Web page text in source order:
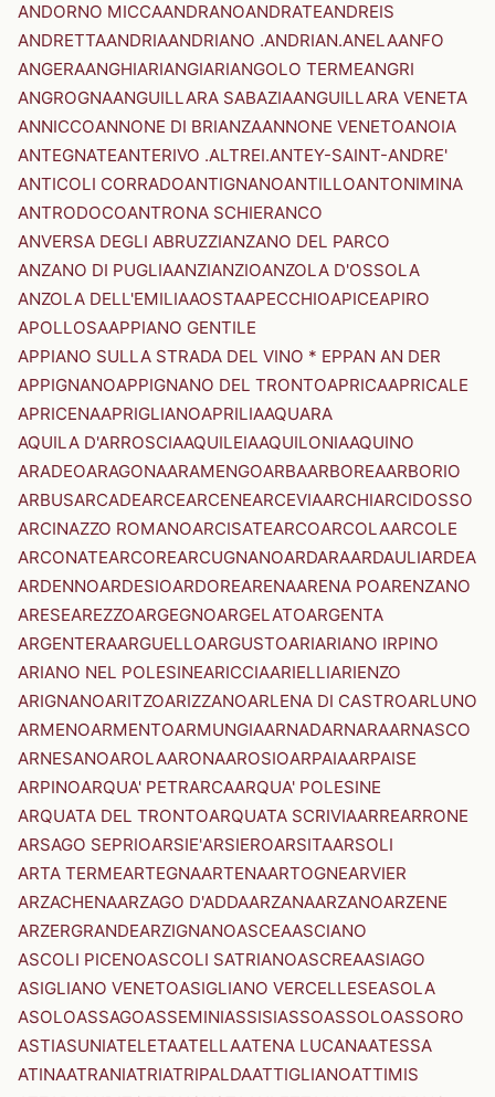
ANDORNO MICCAANDRANOANDRATEANDREIS
ANDRETTAANDRIAANDRIANO .ANDRIAN.ANELAANFO
ANGERAANGHIARIANGIARIANGOLO TERMEANGRI
ANGROGNAANGUILLARA SABAZIAANGUILLARA VENETA
ANNICCOANNONE DI BRIANZAANNONE VENETOANOIA
ANTEGNATEANTERIVO .ALTREI.ANTEY-SAINT-ANDRE'
ANTICOLI CORRADOANTIGNANOANTILLOANTONIMINA
ANTRODOCOANTRONA SCHIERANCO
ANVERSA DEGLI ABRUZZIANZANO DEL PARCO
ANZANO DI PUGLIAANZIANZIOANZOLA D'OSSOLA
ANZOLA DELL'EMILIAAOSTAAPECCHIOAPICEAPIRO
APOLLOSAAPPIANO GENTILE
APPIANO SULLA STRADA DEL VINO * EPPAN AN DER
APPIGNANOAPPIGNANO DEL TRONTOAPRICAAPRICALE
APRICENAAPRIGLIANOAPRILIAAQUARA
AQUILA D'ARROSCIAAQUILEIAAQUILONIAAQUINO
ARADEOARAGONAARAMENGOARBAARBOREAARBORIO
ARBUSARCADEARCEARCENEARCEVIAARCHIARCIDOSSO
ARCINAZZO ROMANOARCISATEARCOARCOLAARCOLE
ARCONATEARCOREARCUGNANOARDARAARDAULIARDEA
ARDENNOARDESIOARDOREARENAARENA POARENZANO
ARESEAREZZOARGEGNOARGELATOARGENTA
ARGENTERAARGUELLOARGUSTOARIARIANO IRPINO
ARIANO NEL POLESINEARICCIAARIELLIARIENZO
ARIGNANOARITZOARIZZANOARLENA DI CASTROARLUNO
ARMENOARMENTOARMUNGIAARNADARNARAARNASCO
ARNESANOAROLAARONAAROSIOARPAIAARPAISE
ARPINOARQUA' PETRARCAARQUA' POLESINE
ARQUATA DEL TRONTOARQUATA SCRIVIAARREARRONE
ARSAGO SEPRIOARSIE'ARSIEROARSITAARSOLI
ARTA TERMEARTEGNAARTENAARTOGNEARVIER
ARZACHENAARZAGO D'ADDAARZANAARZANOARZENE
ARZERGRANDEARZIGNANOASCEAASCIANO
ASCOLI PICENOASCOLI SATRIANOASCREAASIAGO
ASIGLIANO VENETOASIGLIANO VERCELLESEASOLA
ASOLOASSAGOASSEMINIASSISIASSOASSOLOASSORO
ASTIASUNIATELETAATELLAATENA LUCANAATESSA
ATINAATRANIATRIATRIPALDAATTIGLIANOATTIMIS